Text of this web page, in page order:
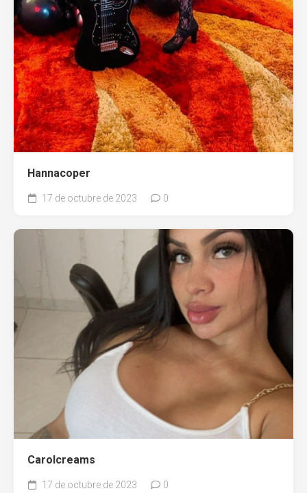
Hannacoper
17 de octubre de 2023 0
Carolcreams
17 de octubre de 2023 0